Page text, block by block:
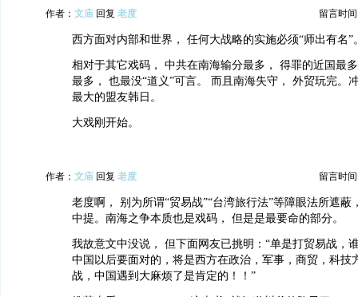
作者： 文庙 回复 老度 留言时间
西方面对内部和世界， 任何大战略的实施必须“师出有名”
相对于其它戏码， 中共在南海输分最多， 得罪的近国最
最多， 也最没“道义”可言。 而且南海失守， 外贸玩完。
最大的盟友韩日。
大戏刚开始。
作者： 文庙 回复 老度 留言时间
老度啊， 别为所谓“贸易战”“台湾旅行法”等障眼法所遮蔽
中提。南海之争本质也是戏码， 但是是最要命的部分。
我故意文中没说， 但下面网友已挑明：“单是打贸易战，
中国以后要面对的，将是西方在政治，军事，商贸，科技
战，中国遇到大麻烦了是肯定的！！”